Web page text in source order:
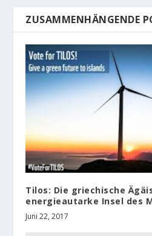
ZUSAMMENHÄNGENDE
Tilos: Die griechische
energieautarke Insel des
Juni 22, 2017